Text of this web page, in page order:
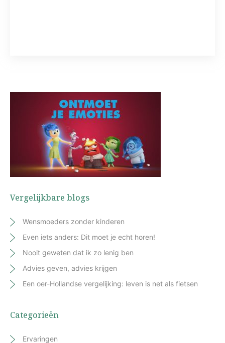
Vergelijkbare blogs
Wensmoeders zonder kinderen
Even iets anders: Dit moet je echt horen!
Nooit geweten dat ik zo lenig ben
Advies geven, advies krijgen
Een oer-Hollandse vergelijking: leven is net als fietsen
Categorieën
Ervaringen